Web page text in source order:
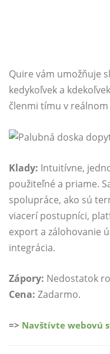
Quire vám umožňuje
kedykoľvek a
členmi tímu v reálnom
Klady: Intuitívne,
použiteľné a priame.
spolupráce, ako sú
viacerí postupníci,
export a zálohovanie
integrácia.
Zápory: Nedostatok
Cena: Zadarmo.
=> Navštívte webovú